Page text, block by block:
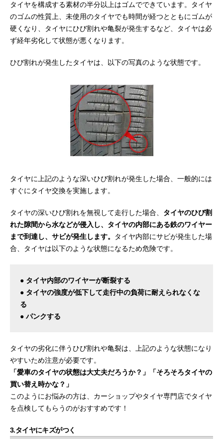
タイヤを構成する素材の半分以上はゴムでできています。タイヤ
のゴムの性質上、未使用のタイヤでも時間が経つとともにゴムが
硬くなり、タイヤにひび割れや亀裂が発生するなど、タイヤは必
ず経年劣化して状態が悪くなります。
ひび割れが発生したタイヤは、以下の写真のような状態です。
タイヤに上記のような深いひび割れが発生した場合、一般的には
すぐにタイヤ交換を実施します。
タイヤの深いひび割れを無視して走行した場合、 タイヤのひび割
れた隙間から水などが侵入し、タイヤの内部にある鉄のワイヤー
まで到達し、サビが発生します。
タイヤ内部にサビが発生した場
合、タイヤは以下のような状態になるため危険です。
● タイヤ内部のワイヤーが断裂する
● タイヤの強度が低下して走行中の負荷に耐えられなくな
る
● パンクする
タイヤの劣化に伴うひび割れや亀裂は、上記のような状態になり
やすいため注意が必要です。
「愛車のタイヤの状態は大丈夫だろうか？」「そろそろタイヤの
買い替え時かな？」
このようにお悩みの方は、カーショップやタイヤ専門店でタイヤ
を点検してもらうのがおすすめです！
3.タイヤにキズがつく